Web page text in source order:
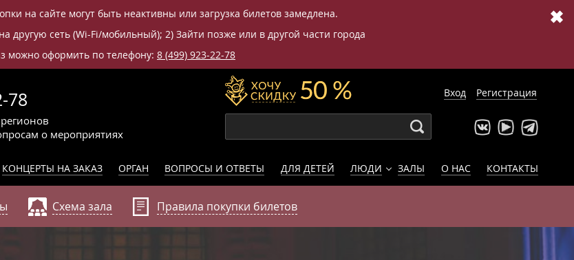
на сайте могут быть неактивны или загрузка билетов замедлена.
другую сеть (Wi-Fi/мобильный); 2) Зайти позже или в другой части города
можно оформить по телефону: 8 (499) 923-22-78
✖
78
о мероприятиях
Вход Регистрация
КОНЦЕРТЫ НА ЗАКАЗ ОРГАН ВОПРОСЫ И ОТВЕТЫ ДЛЯ ДЕТЕЙ ЛЮДИ ЗАЛЫ О НАС КОНТАКТЫ
Схема зала Правила покупки билетов